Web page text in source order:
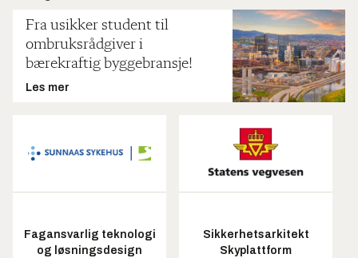
Fra usikker student til
ombruksrådgiver i
bærekraftig byggebransje!
Les mer
Fagansvarlig teknologi
og løsningsdesign
Sikkerhetsarkitekt
Skyplattform